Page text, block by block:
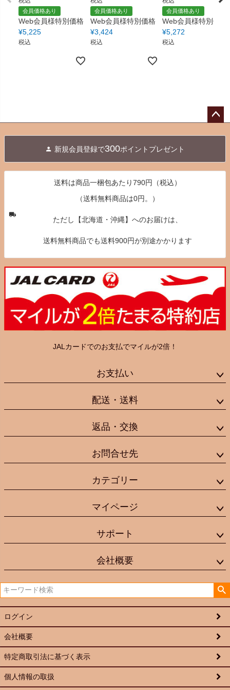
会員価格あり
Web会員様特別価格
¥5,225
税込
会員価格あり
Web会員様特別価格
¥3,424
税込
会員価格あり
Web会員様特別価格
¥5,272
税込
へ
新規会員登録で300ポイントプレゼント
送料は商品一梱包あたり790円（税込）
（送料無料商品は0円。）
ただし【北海道・沖縄】へのお届けは、
送料無料商品でも送料900円が別途かかります
JALカードでのお支払でマイルが2倍！
お支払い
配送・送料
返品・交換
お問合せ先
カテゴリー
マイページ
サポート
会社概要
ログイン
会社概要
特定商取引法に基づく表示
個人情報の取扱